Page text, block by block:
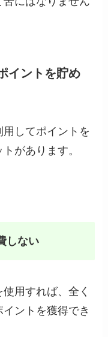
イントを貯め
してポイントを
があります。
しない
用すれば、全く
ントを獲得でき